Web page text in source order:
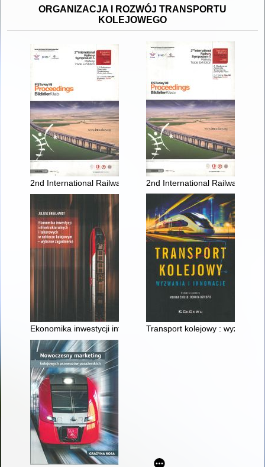
ORGANIZACJA I ROZWÓJ TRANSPORTU
KOLEJOWEGO
2nd International Railway Symposium & Railway Trade
2nd International Railway
Ekonomika inwestycji infrastrukturalnych i taborowych w
Transport kolejowy : wyzwania